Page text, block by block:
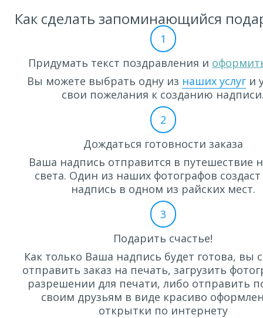
Как сделать запоминающийся
1
Придумать текст поздравления и
Вы можете выбрать одну из наших услуги
свои пожелания к созданию
2
Дождаться готовности заказа
Ваша надпись отправится в путешествие
света. Один из наших фотографов
надпись в одном из райских мест.
3
Подарить счастье!
Как только Ваша надпись будет готова, вы
отправить заказ на печать, загрузить
разрешении для печати, либо отправить
своим друзьям в виде красиво
открытки по интернету